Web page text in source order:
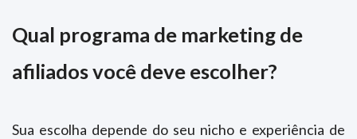
Qual programa de marketing de
afiliados você deve escolher?
Sua escolha depende do seu nicho e experiência de